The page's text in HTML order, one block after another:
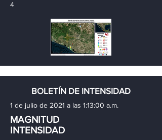
4
BOLETÍN DE INTENSIDAD
1 de julio de 2021 a las 1:13:00 a.m.
MAGNITUD
INTENSIDAD